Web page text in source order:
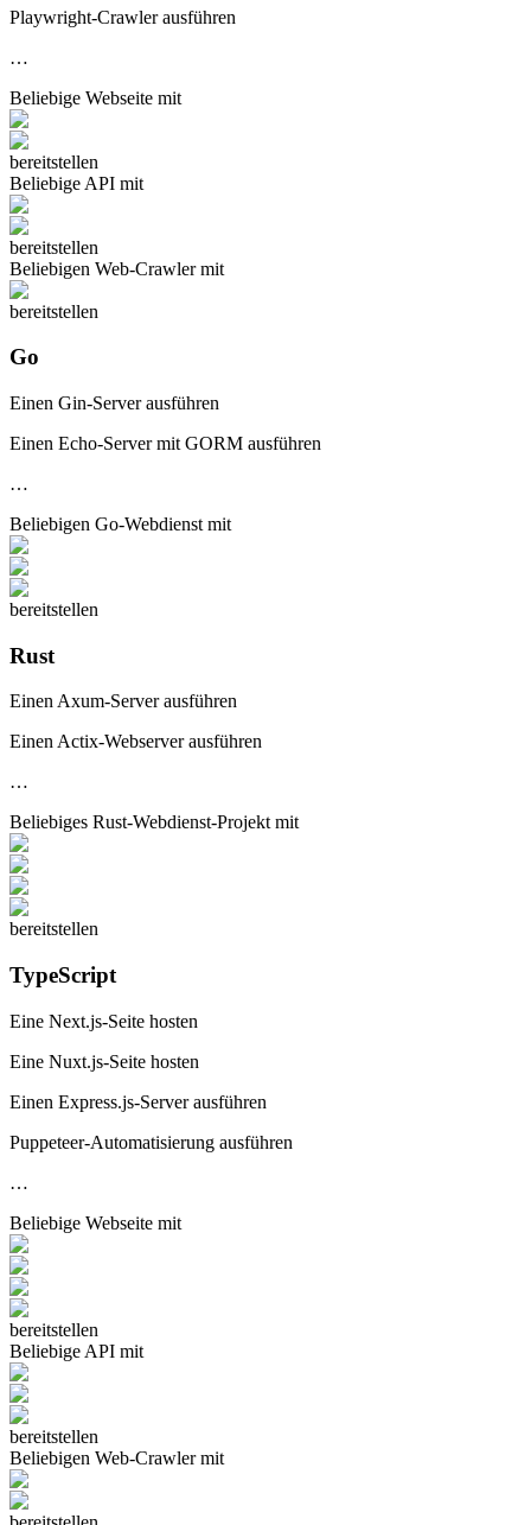
Playwright-Crawler ausführen
…
Beliebige Webseite mit
bereitstellen
Beliebige API mit
bereitstellen
Beliebigen Web-Crawlermit
bereitstellen
Go
Einen Gin-Server ausführen
Einen Echo-Server mit GORM ausführen
…
Beliebigen Go-Webdienst mit
bereitstellen
Rust
Einen Axum-Server ausführen
Einen Actix-Webserver ausführen
…
Beliebiges Rust-Webdienst-Projekt mit
bereitstellen
TypeScript
Eine Next.js-Seite hosten
Eine Nuxt.js-Seite hosten
Einen Express.js-Server ausführen
Puppeteer-Automatisierung ausführen
…
Beliebige Webseite mit
bereitstellen
Beliebige API mit
bereitstellen
Beliebigen Web-Crawlermit